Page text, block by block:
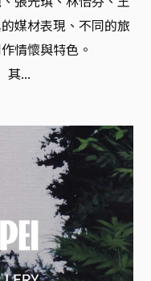
媒材表現、不同的旅
情懷與特色。
其...